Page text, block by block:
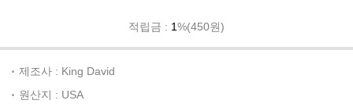
적립금 : 1%(450원)
제조사 : King David
원산지 : USA